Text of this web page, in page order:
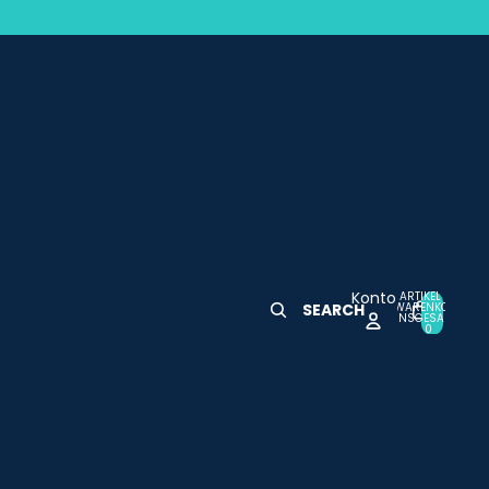
SEARCH
Konto ARTIKEL IM
WARENKORB
INSGESAMT:
0